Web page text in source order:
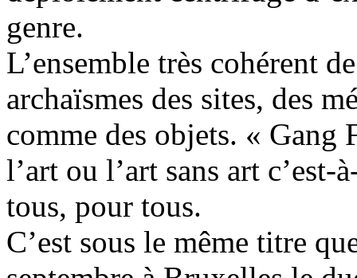
genre.
L’ensemble très cohérent
archaïsmes des sites, des
comme des objets. « Gang
l’art ou l’art sans art
tous, pour tous.
C’est sous le même titre